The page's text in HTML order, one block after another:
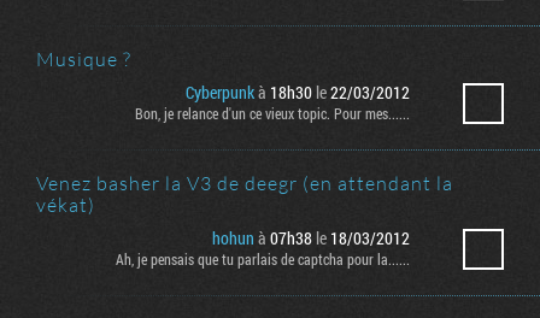
Musique ?
Cyberpunkà 18h30 le22/03/2012
Bon, je relance d'un ce vieux topic. Pour mes......
Venez basher la V3 de deegr (en attendant la
vékat)
hohun à07h38 le 18/03/2012
Ah, je pensais que tu parlais de captcha pour la......